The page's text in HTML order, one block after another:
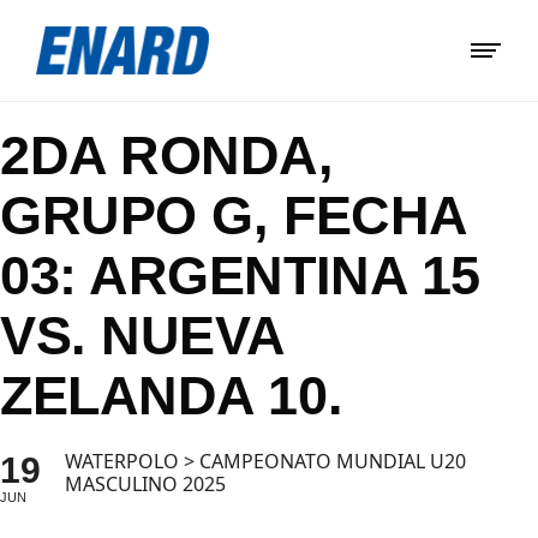
2DA RONDA,
GRUPO G, FECHA
03: ARGENTINA 15
VS. NUEVA
ZELANDA 10.
19
JUN
WATERPOLO > CAMPEONATO MUNDIAL U20
MASCULINO 2025